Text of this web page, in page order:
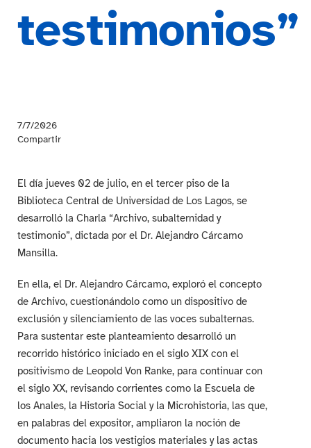
testimonios”
7/7/2026
Compartir
El día jueves 02 de julio, en el tercer piso de la
Biblioteca Central de Universidad de Los Lagos, se
desarrolló la Charla “Archivo, subalternidad y
testimonio”, dictada por el Dr. Alejandro Cárcamo
Mansilla.
En ella, el Dr. Alejandro Cárcamo, exploró el concepto
de Archivo, cuestionándolo como un dispositivo de
exclusión y silenciamiento de las voces subalternas.
Para sustentar este planteamiento desarrolló un
recorrido histórico iniciado en el siglo XIX con el
positivismo de Leopold Von Ranke, para continuar con
el siglo XX, revisando corrientes como la Escuela de
los Anales, la Historia Social y la Microhistoria, las que,
en palabras del expositor, ampliaron la noción de
documento hacia los vestigios materiales y las actas